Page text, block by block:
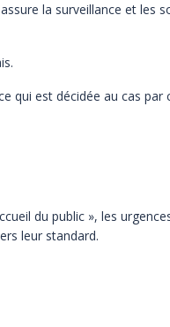
assure la surveillance et les
qui est décidée au cas par
du public », les
leur standard.